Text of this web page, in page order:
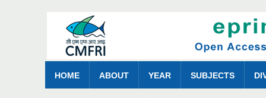
HOME ABOUT YEAR SUBJECTS